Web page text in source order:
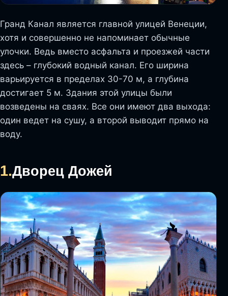
Гранд Канал является главной улицей Венеции,
хотя и совершенно не напоминает обычные
улочки. Ведь вместо асфальта и проезжей части
здесь – глубокий водный канал. Его ширина
варьируется в пределах 30-70 м, а глубина
достигает 5 м. Здания этой улицы были
возведены на сваях. Все они имеют два выхода:
один ведет на сушу, а второй выводит прямо на
воду.
1.Дворец Дожей